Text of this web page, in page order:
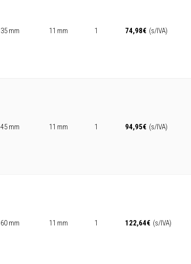
35 mm 11 mm 1 74,98€ (s/IVA)
45 mm 11 mm 1 94,95€ (s/IVA)
60 mm 11 mm 1 122,64€ (s/IVA)